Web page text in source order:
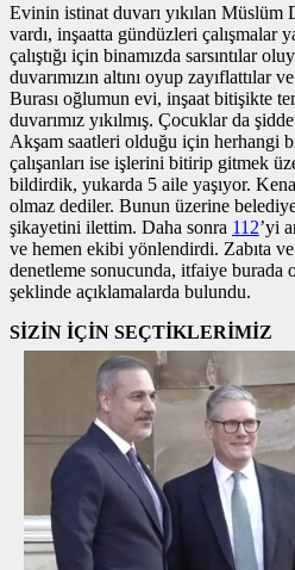
Evinin istinat duvarı yıkılan Müslüm
vardı, inşaatta gündüzleri çalışmalar
çalıştığı için binamızda sarsıntılar
duvarımızın altını oyup zayıflattılar
Burası oğlumun evi, inşaat bitişikte
duvarımız yıkılmış. Çocuklar da
Akşam saatleri olduğu için herhangi
çalışanları ise işlerini bitirip gitmek
bildirdik, yukarda 5 aile yaşıyor.
olmaz dediler. Bunun üzerine
şikayetini ilettim. Daha sonra 112’yi
ve hemen ekibi yönlendirdi. Zabıta
denetleme sonucunda, itfaiye burada
şeklinde açıklamalarda bulundu.
SİZİN İÇİN SEÇTİKLERİMİZ